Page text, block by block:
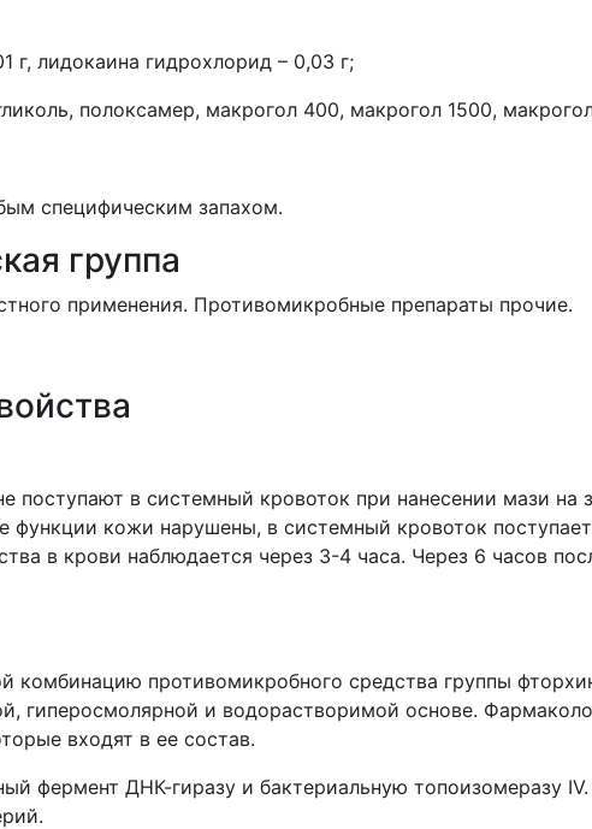
г, лидокаина гидрохлорид – 0,03 г;
полоксамер, макрогол 400, макрогол 1500,
специфическим запахом.
группа
применения. Противомикробные препараты прочие.
поступают в системный кровоток при нанесении мази на
функции кожи нарушены, в системный кровоток
в крови наблюдается через 3-4 часа. Через 6 часов
комбинацию противомикробного средства группы
гиперосмолярной и водорастворимой основе.
входят в ее состав.
фермент ДНК-гиразу и бактериальную топоизомеразу